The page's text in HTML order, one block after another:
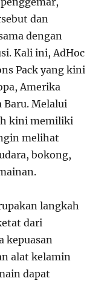
dan
dengan
Kali ini, AdHoc
Pack yang kini
Amerika
Baru. Melalui
kini memiliki
melihat
bokong,
langkah
dari
kepuasan
alat kelamin
dapat